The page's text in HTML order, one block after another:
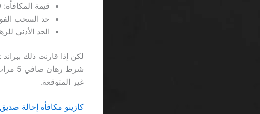
قيمة المكافأة: 1,200 ريال
حد السحب الفوري: 0 ريال
الحد الأدنى للرهان: 0 ريال (مخفي في الفقرة
غير المتوقعة.
كازينو مكافأة إحالة صديق